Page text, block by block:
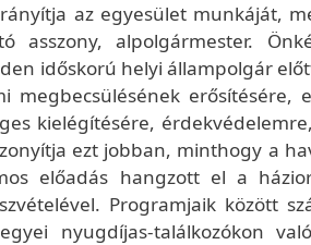
az egyesület munkáját,
asszony, alpolgármester.
időskorú helyi állampolgár
erősítésére,
kielégítésére,
ezt jobban, minthogy a
előadás hangzott el a
Programjaik között
nyugdíjas-találkozókon